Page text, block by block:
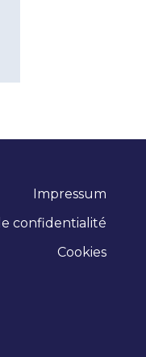
Impressum
confidentialité
Cookies